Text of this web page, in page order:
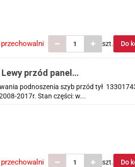
szt. Do
przód panel
podnoszenia szyb przód tył
2017r. Stan części: w...
szt. Do